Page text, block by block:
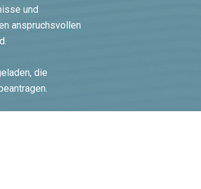
und
anspruchsvollen
die